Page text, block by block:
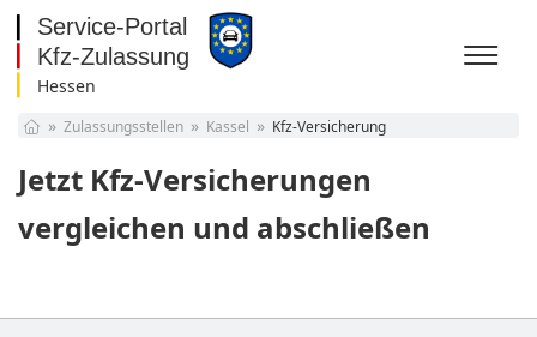
Hessen
Bayern
Berlin
Brandenburg
Bremen
Hamburg
Vorpommern
Niedersachsen
Zulassungsstellen Kassel Kfz-Versicherung
Jetzt Kfz-Versicherungen
vergleichen und abschließen